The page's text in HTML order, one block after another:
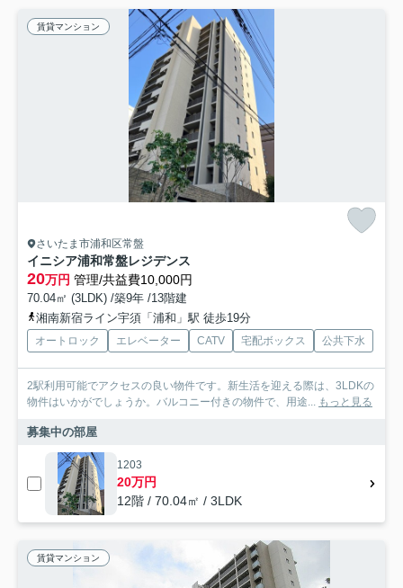
賃貸マンション
さいたま市浦和区常盤
イニシア浦和常盤レジデンス
20万円 管理/共益費10,000円
70.04㎡ (3LDK) /築9年 /13階建
湘南新宿ライン宇須「浦和」駅 徒歩19分
オートロック エレベーター CATV 宅配ボックス 公共下水
2駅利用可能でアクセスの良い物件です。新生活を迎える際は、3LDKの
物件はいかがでしょうか。バルコニー付きの物件で、用途... もっと見る
募集中の部屋
1203
20万円
12階 / 70.04㎡ / 3LDK
賃貸マンション